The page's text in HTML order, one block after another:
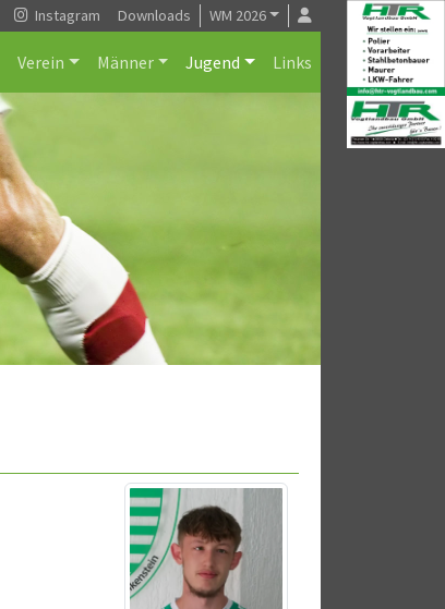
Instagram Downloads WM 2026
Verein Männer Jugend Links